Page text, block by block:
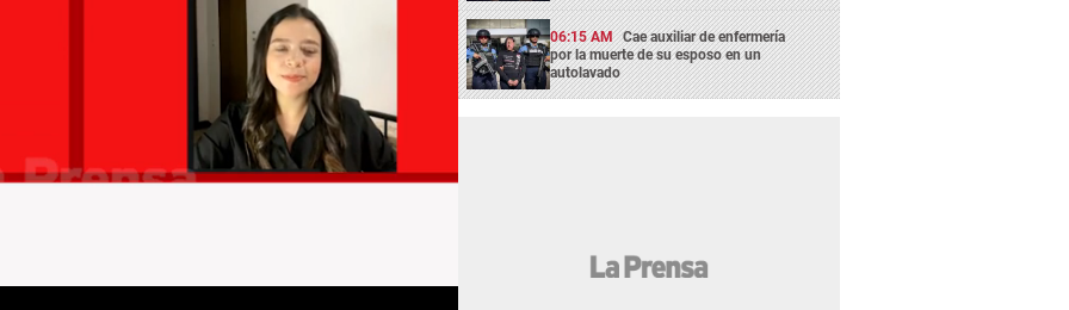
06:15 AM Cae auxiliar de enfermería
por la muerte de su esposo en un
autolavado